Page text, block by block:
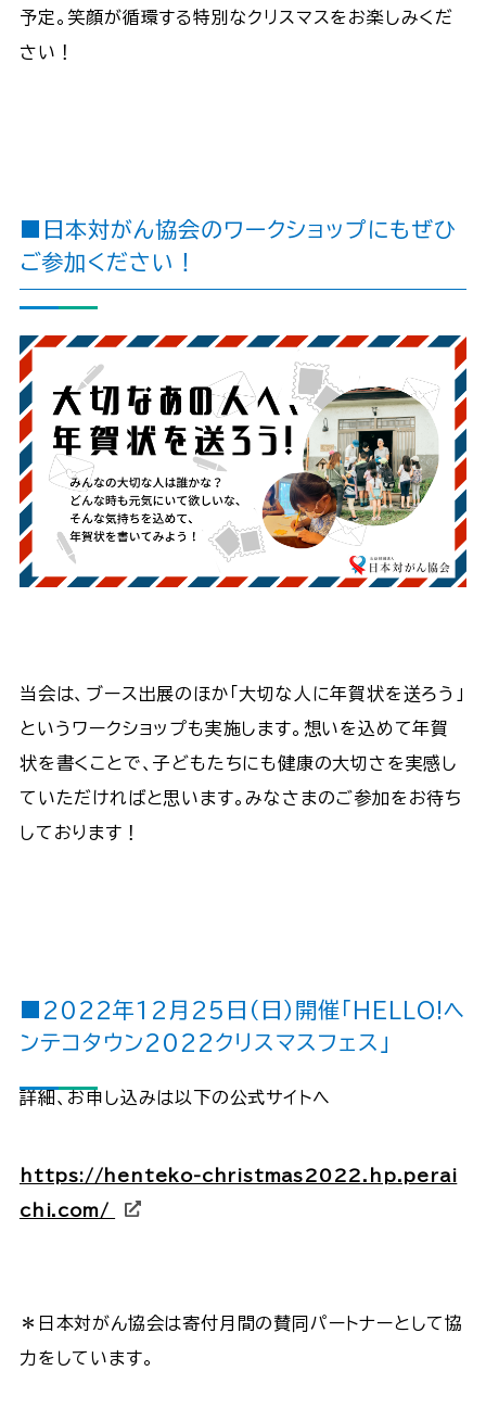
予定。笑顔が循環する特別なクリスマスをお楽しみくだ
さい！
■日本対がん協会のワークショップにもぜひ
ご参加ください！
当会は、ブース出展のほか「大切な人に年賀状を送ろう」
というワークショップも実施します。想いを込めて年賀
状を書くことで、子どもたちにも健康の大切さを実感し
ていただければと思います。みなさまのご参加をお待ち
しております！
■2022年12月25日（日）開催「HELLO!ヘ
ンテコタウン2022クリスマスフェス」
詳細、お申し込みは以下の公式サイトへ
https://henteko-christmas2022.hp.perai
chi.com/
＊日本対がん協会は寄付月間の賛同パートナーとして協
力をしています。